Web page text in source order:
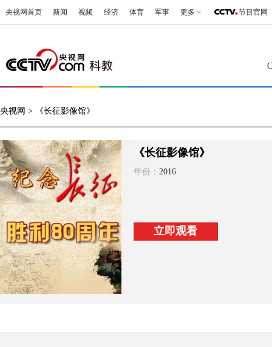
央视网首页 新闻 视频 经济 体育 军事 更多 节目官网
央视网 > 《长征影像馆》
《长征影像馆》
年份： 2016
立即观看